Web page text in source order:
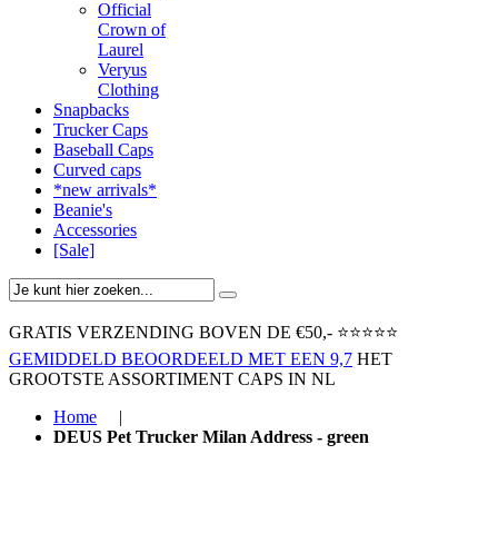
Official
Crown of
Laurel
Veryus
Clothing
Snapbacks
Trucker Caps
Baseball Caps
Curved caps
*new arrivals*
Beanie's
Accessories
[Sale]
GRATIS VERZENDING BOVEN ​DE €50,-​ ⭐⭐⭐⭐⭐
GEMIDDELD BEOORDEELD MET EEN 9,7 HET
GROOTSTE ASSORTIMENT CAPS IN NL
Home
|
DEUS Pet Trucker Milan Address - green